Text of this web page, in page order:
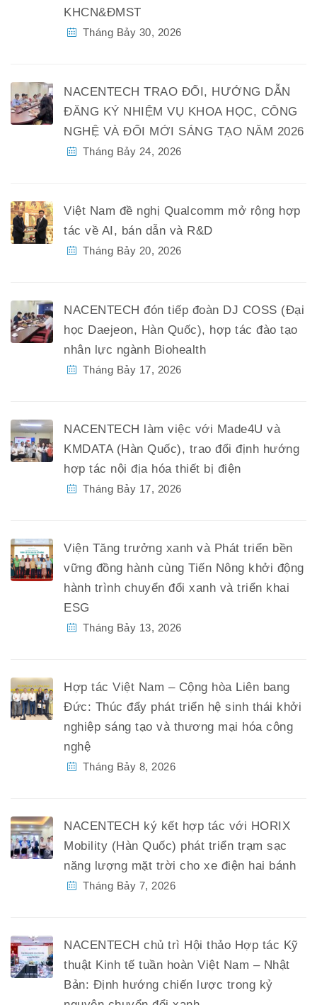
KHCN&ĐMST
Tháng Bảy 30, 2026
NACENTECH TRAO ĐỔI, HƯỚNG DẪN
ĐĂNG KÝ NHIỆM VỤ KHOA HỌC, CÔNG
NGHỆ VÀ ĐỔI MỚI SÁNG TẠO NĂM 2026
Tháng Bảy 24, 2026
Việt Nam đề nghị Qualcomm mở rộng hợp
tác về AI, bán dẫn và R&D
Tháng Bảy 20, 2026
NACENTECH đón tiếp đoàn DJ COSS (Đại
học Daejeon, Hàn Quốc), hợp tác đào tạo
nhân lực ngành Biohealth
Tháng Bảy 17, 2026
NACENTECH làm việc với Made4U và
KMDATA (Hàn Quốc), trao đổi định hướng
hợp tác nội địa hóa thiết bị điện
Tháng Bảy 17, 2026
Viện Tăng trưởng xanh và Phát triển bền
vững đồng hành cùng Tiến Nông khởi động
hành trình chuyển đổi xanh và triển khai
ESG
Tháng Bảy 13, 2026
Hợp tác Việt Nam – Cộng hòa Liên bang
Đức: Thúc đẩy phát triển hệ sinh thái khởi
nghiệp sáng tạo và thương mại hóa công
nghệ
Tháng Bảy 8, 2026
NACENTECH ký kết hợp tác với HORIX
Mobility (Hàn Quốc) phát triển trạm sạc
năng lượng mặt trời cho xe điện hai bánh
Tháng Bảy 7, 2026
NACENTECH chủ trì Hội thảo Hợp tác Kỹ
thuật Kinh tế tuần hoàn Việt Nam – Nhật
Bản: Định hướng chiến lược trong kỷ